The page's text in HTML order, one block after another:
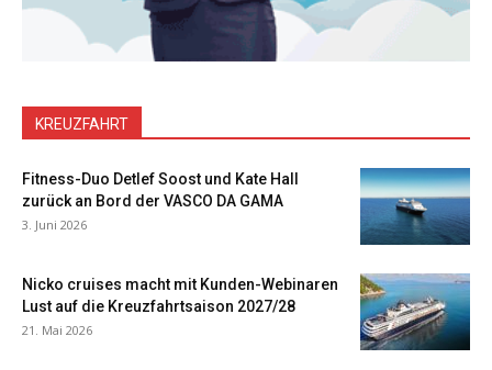
KREUZFAHRT
Fitness-Duo Detlef Soost und Kate Hall
zurück an Bord der VASCO DA GAMA
3. Juni 2026
Nicko cruises macht mit Kunden-Webinaren
Lust auf die Kreuzfahrtsaison 2027/28
21. Mai 2026